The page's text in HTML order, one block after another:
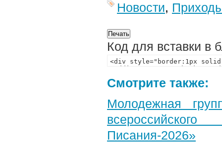
Новости,
Код для вставки в
Смотрите также:
Молодежная
Писания-2026»